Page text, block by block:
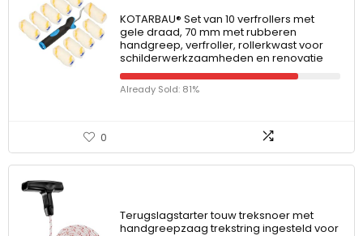
KOTARBAU® Set van 10 verfrollers met
gele draad, 70 mm met rubberen
handgreep, verfroller, rollerkwast voor
schilderwerkzaamheden en renovatie
Already Sold: 81%
0
Terugslagstarter touw treksnoer met
handgreepzaag trekstring ingesteld voor